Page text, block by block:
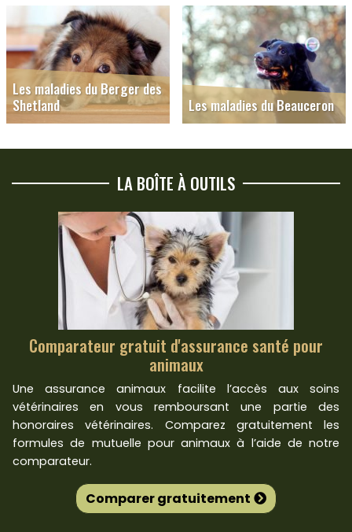
Les maladies du Berger des
Shetland
Les maladies du Beauceron
LA BOÎTE À OUTILS
Comparateur gratuit d'assurance santé pour
animaux
Une assurance animaux facilite l’accès aux soins
vétérinaires en vous remboursant une partie des
honoraires vétérinaires. Comparez gratuitement les
formules de mutuelle pour animaux à l’aide de notre
comparateur.
Comparer gratuitement